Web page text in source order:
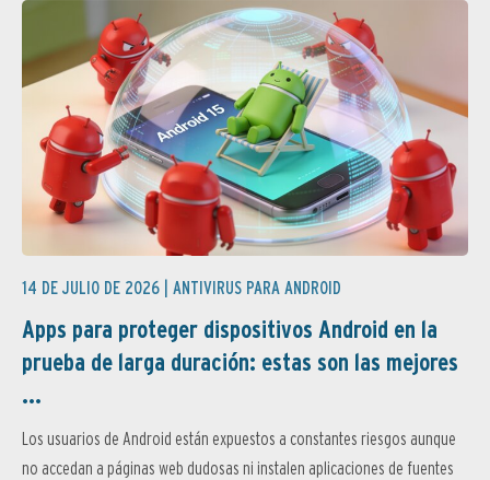
14 DE JULIO DE 2026 | ANTIVIRUS PARA ANDROID
Apps para proteger dispositivos Android en la
prueba de larga duración: estas son las mejores
...
Los usuarios de Android están expuestos a constantes riesgos aunque
no accedan a páginas web dudosas ni instalen aplicaciones de fuentes